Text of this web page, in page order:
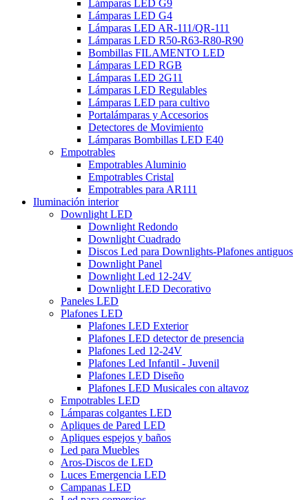
Lámparas LED G9
Lámparas LED G4
Lámparas LED AR-111/QR-111
Lámparas LED R50-R63-R80-R90
Bombillas FILAMENTO LED
Lámparas LED RGB
Lámparas LED 2G11
Lámparas LED Regulables
Lámparas LED para cultivo
Portalámparas y Accesorios
Detectores de Movimiento
Lámparas Bombillas LED E40
Empotrables
Empotrables Aluminio
Empotrables Cristal
Empotrables para AR111
Iluminación interior
Downlight LED
Downlight Redondo
Downlight Cuadrado
Discos Led para Downlights-Plafones antiguos
Downlight Panel
Downlight Led 12-24V
Downlight LED Decorativo
Paneles LED
Plafones LED
Plafones LED Exterior
Plafones LED detector de presencia
Plafones Led 12-24V
Plafones Led Infantil - Juvenil
Plafones LED Diseño
Plafones LED Musicales con altavoz
Empotrables LED
Lámparas colgantes LED
Apliques de Pared LED
Apliques espejos y baños
Led para Muebles
Aros-Discos de LED
Luces Emergencia LED
Campanas LED